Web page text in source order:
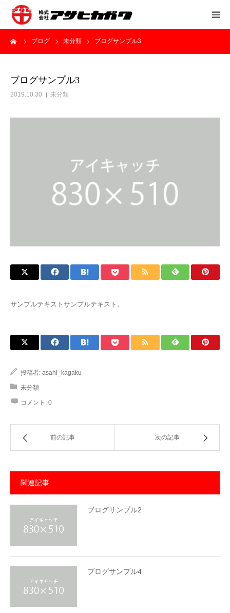
ブログ 未分類 ブログサンプル3
ブログサンプル3
2019.10.30 未分類
サンプルテキストサンプルテキスト。
投稿者: asahi_kagaku
未分類
コメント: 0
前の記事 次の記事
関連記事
ブログサンプル2
ブログサンプル4
会社案内